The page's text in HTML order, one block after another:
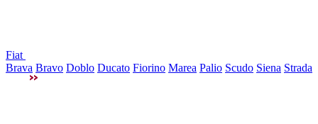
Fiat
Brava Bravo Doblo Ducato Fiorino Marea Palio Scudo Siena Strada